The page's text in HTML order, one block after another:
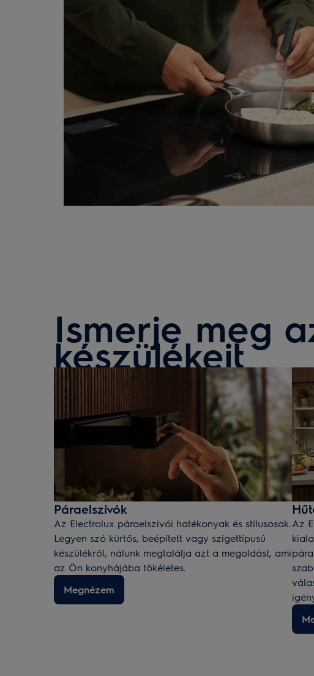
Ismerje meg
készülékeit
Páraelszívók
Az Electrolux páraelszívói hatékonyak és stílusosak.
Legyen szó kürtős, beépített vagy szigettípusú
készülékről, nálunk megtalálja azt a megoldást, ami
az Ön konyhájába tökéletes.
Megnézem
Az